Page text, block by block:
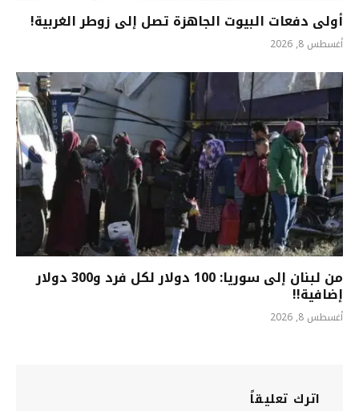
أولى دفعات البيوت الجاهزة تصل إلى زوطر الغربية!
أغسطس 8, 2026
من لبنان إلى سوريا: 100 دولار لكل فرد و300 دولار
إضافية!!
أغسطس 8, 2026
اترك تعليقاً